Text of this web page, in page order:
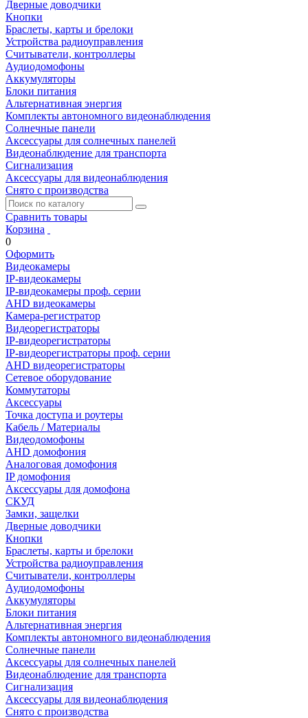
Дверные доводчики
Кнопки
Браслеты, карты и брелоки
Устройства радиоуправления
Считыватели, контроллеры
Аудиодомофоны
Аккумуляторы
Блоки питания
Альтернативная энергия
Комплекты автономного видеонаблюдения
Солнечные панели
Аксессуары для солнечных панелей
Видеонаблюдение для транспорта
Сигнализация
Аксессуары для видеонаблюдения
Снято с производства
Сравнить товары
Корзина
0
Оформить
Видеокамеры
IP-видеокамеры
IP-видеокамеры проф. серии
AHD видеокамеры
Камера-регистратор
Видеорегистраторы
IP-видеорегистраторы
IP-видеорегистраторы проф. серии
AHD видеорегистраторы
Сетевое оборудование
Коммутаторы
Аксессуары
Точка доступа и роутеры
Кабель / Материалы
Видеодомофоны
AHD домофония
Аналоговая домофония
IP домофония
Аксессуары для домофона
СКУД
Замки, защелки
Дверные доводчики
Кнопки
Браслеты, карты и брелоки
Устройства радиоуправления
Считыватели, контроллеры
Аудиодомофоны
Аккумуляторы
Блоки питания
Альтернативная энергия
Комплекты автономного видеонаблюдения
Солнечные панели
Аксессуары для солнечных панелей
Видеонаблюдение для транспорта
Сигнализация
Аксессуары для видеонаблюдения
Снято с производства